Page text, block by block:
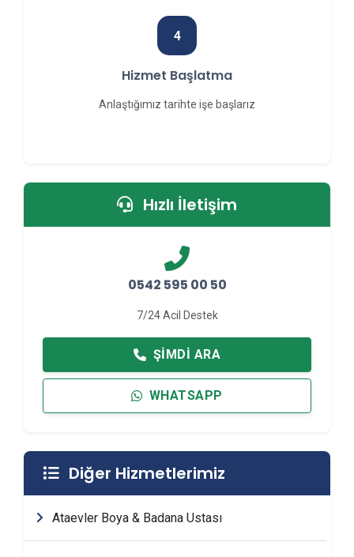
4
Hizmet Başlatma
Anlaştığımız tarihte işe başlarız
Hızlı İletişim
0542 595 00 50
7/24 Acil Destek
ŞIMDI ARA
WHATSAPP
Diğer Hizmetlerimiz
Ataevler Boya & Badana Ustası